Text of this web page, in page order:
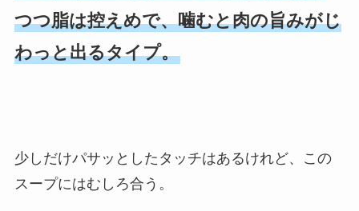
つつ脂は控えめで、噛むと肉の旨みがじ
わっと出るタイプ。
少しだけパサッとしたタッチはあるけれど、この
スープにはむしろ合う。